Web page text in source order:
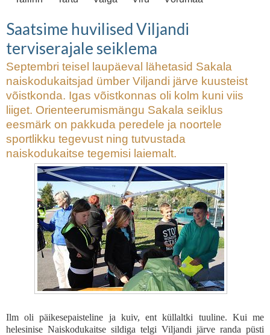
Saatsime huvilised Viljandi
terviserajale seiklema
Septembri teisel laupäeval lähetasid Sakala
naiskodukaitsjad ümber Viljandi järve kuusteist
võistkonda. Igas võistkonnas oli kolm kuni viis
liiget. Orienteerumismängu Sakala seiklus
eesmärk on pakkuda peredele ja noortele
sportlikku tegevust ning tutvustada
naiskodukaitse tegemisi laiemalt.
Ilm oli päikesepaisteline ja kuiv, ent küllaltki tuuline. Kui me
helesinise Naiskodukaitse sildiga telgi Viljandi järve randa püsti